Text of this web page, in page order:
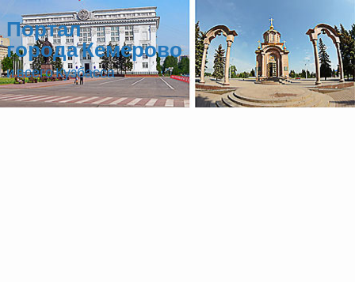
Портал
города Кемерово
и всего Кузбасса